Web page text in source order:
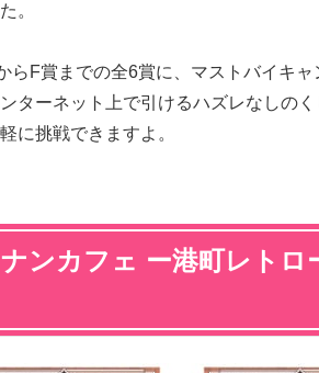
。
らF賞までの全6賞に、マストバイキ
ターネット上で引けるハズレなしの
に挑戦できますよ。
ナンカフェ ー港町レトロ